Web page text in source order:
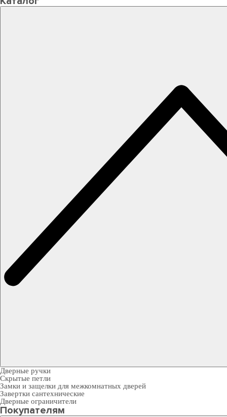
Дверные ручки
Скрытые петли
Замки и защелки для межкомнатных дверей
Завертки сантехнические
Дверные ограничители
Покупателям